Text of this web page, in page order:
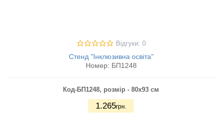
Відгуки: 0
Стенд "Інклюзивна освіта"
Номер: БП1248
Код-БП1248, розмір - 80х93 см
1.265грн.